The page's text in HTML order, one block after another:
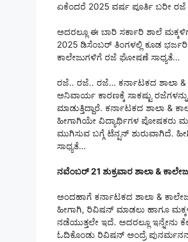
ಏಕೆಂದರೆ 2025 ವರ್ಷ ಪೂರ್ತಿ ಬರೀ ರಜೆ
ಅದರಲ್ಲೂ ಈ ಬಾರಿ ಸರ್ಕಾರಿ ಶಾಲೆ ಮಕ್ಕಳಿಗೆ
2025 ಡಿಸೆಂಬರ್ ತಿಂಗಳಲ್ಲಿ ಕೂಡ ಭರ್ಜರಿ
ಕಾಲೇಜುಗಳಿಗೆ ರಜೆ ಘೋಷಣೆ ಸಾಧ್ಯತೆ…
ರಜೆ.. ರಜೆ.. ರಜೆ… ಕರ್ನಾಟಕದ ಶಾಲಾ &
ಅನಿವಾರ್ಯ ಕಾರಣಕ್ಕೆ ಸಾಕಷ್ಟು
ಮಾಡುತ್ತಿದ್ದಾರೆ. ಕರ್ನಾಟಕದ ಶಾಲಾ &
ಹೀಗಾಗಿಯೇ ವಿದ್ಯಾರ್ಥಿಗಳ ಪೋಷಕರು
ಮುಗಿಸುವ ಬಗ್ಗೆ ಟೆನ್ಷನ್ ಶುರುವಾಗಿದೆ.
ಸಾಧ್ಯತೆ…
ನವೆಂಬರ್ 21 ಶುಕ್ರವಾರ ಶಾಲಾ &
ಅಂದಹಾಗೆ ಕರ್ನಾಟಕದ ಶಾಲಾ &
ಹೀಗಾಗಿ, ರಿವಿಷನ್ ಮಾಡಲು ಹಾಗೂ
ನಡೆಯುತ್ತಲೇ ಇದೆ. ಅದರಲ್ಲೂ ಇನ್ನೇನು
ಓದಿಕೊಂಡು ರಿವಿಷನ್ ಅಂದ್ರೆ ಪುನರ್ಮನನ